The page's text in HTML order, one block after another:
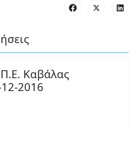
Καβάλας
2016